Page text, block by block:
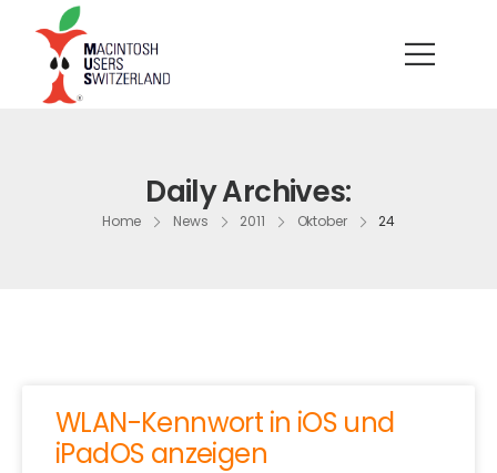
Daily Archives:
Home News 2011 Oktober 24
WLAN-Kennwort in iOS und
iPadOS anzeigen